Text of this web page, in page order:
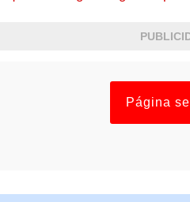
Página